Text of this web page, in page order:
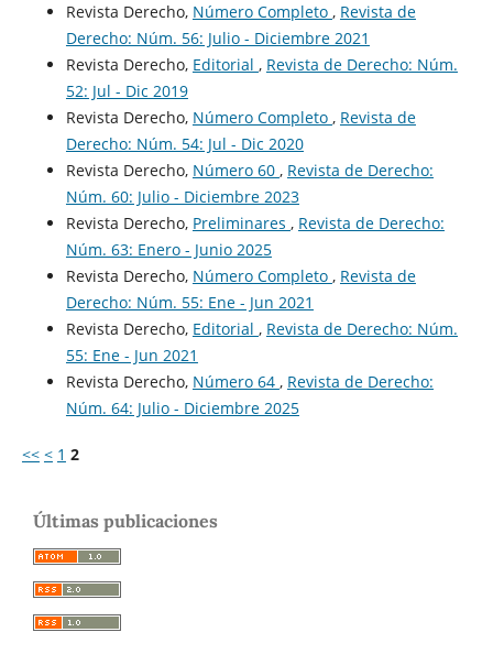
Revista Derecho, Número Completo , Revista de
Derecho: Núm. 56: Julio - Diciembre 2021
Revista Derecho, Editorial , Revista de Derecho: Núm.
52: Jul - Dic 2019
Revista Derecho, Número Completo , Revista de
Derecho: Núm. 54: Jul - Dic 2020
Revista Derecho, Número 60 , Revista de Derecho:
Núm. 60: Julio - Diciembre 2023
Revista Derecho, Preliminares , Revista de Derecho:
Núm. 63: Enero - Junio 2025
Revista Derecho, Número Completo , Revista de
Derecho: Núm. 55: Ene - Jun 2021
Revista Derecho, Editorial , Revista de Derecho: Núm.
55: Ene - Jun 2021
Revista Derecho, Número 64 , Revista de Derecho:
Núm. 64: Julio - Diciembre 2025
<< < 1 2
Últimas publicaciones